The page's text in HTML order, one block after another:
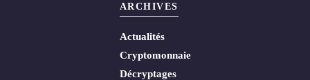
ARCHIVES
Actualités
Cryptomonnaie
Décryptages